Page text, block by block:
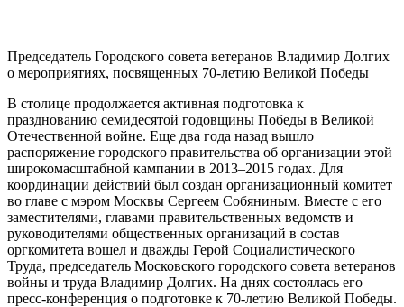
Председатель Городского совета ветеранов Владимир Долгих
о мероприятиях, посвященных 70-летию Великой Победы
В столице продолжается активная подготовка к
празднованию семидесятой годовщины Победы в Великой
Отечественной войне. Еще два года назад вышло
распоряжение городского правительства об организации этой
широкомасштабной кампании в 2013–2015 годах. Для
координации действий был создан организационный комитет
во главе с мэром Москвы Сергеем Собяниным. Вместе с его
заместителями, главами правительственных ведомств и
руководителями общественных организаций в состав
оргкомитета вошел и дважды Герой Социалистического
Труда, председатель Московского городского совета ветеранов
войны и труда Владимир Долгих. На днях состоялась его
пресс-конференция о подготовке к 70-летию Великой Победы.